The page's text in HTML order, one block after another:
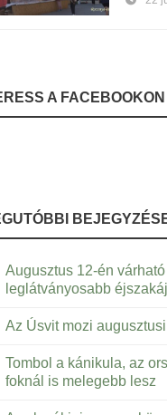
A FACEBOOKON
Augusztus 12-én
leglátványosabb
Az Úsvit mozi
Tombol a kánikula, az
foknál is melegebb lesz